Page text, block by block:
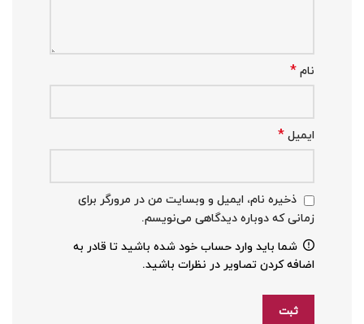
نام *
ایمیل *
ذخیره نام، ایمیل و وبسایت من در مرورگر برای
زمانی که دوباره دیدگاهی می‌نویسم.
شما باید وارد حساب خود شده باشید تا قادر به
اضافه کردن تصاویر در نظرات باشید.